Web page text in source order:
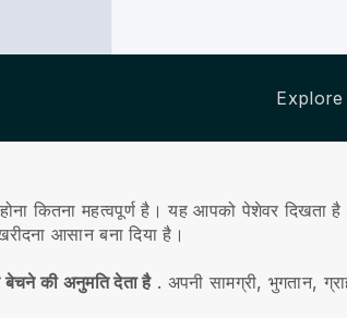
Explore
कितना महत्वपूर्ण है। यह आपको पेशेवर दिखता
आसान बना दिया है।
की अनुमति देता है . अपनी सामग्री, भुगतान,